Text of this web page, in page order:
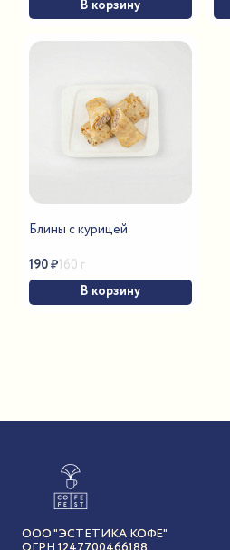
В корзину
Блины с курицей
190₽160 г
В корзину
ООО "ЭСТЕТИКА КОФЕ"